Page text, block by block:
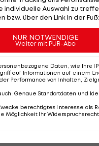
Skitestens an, um
den Riesentorlauf.
Auswahl zu
über den Link in der
NUR NOTWENDIGE
Weiter mit PUR-Abo
Daten, wie Ihre
auf Informationen auf einem
Performance von Inhalten,
: Genaue Standortdaten und
berechtigtes Interesse als
Möglichkeit Ihr